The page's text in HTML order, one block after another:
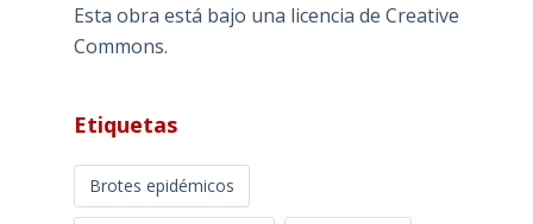
Esta obra está bajo una licencia de Creative
Commons.
Etiquetas
Brotes epidémicos